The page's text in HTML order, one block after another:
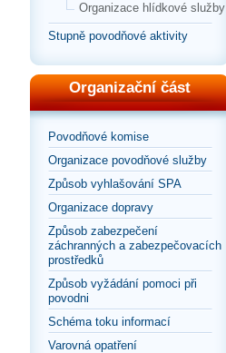
Organizace hlídkové služby
Stupně povodňové aktivity
Organizační část
Povodňové komise
Organizace povodňové služby
Způsob vyhlašování SPA
Organizace dopravy
Způsob zabezpečení
záchranných a zabezpečovacích
prostředků
Způsob vyžádání pomoci při
povodni
Schéma toku informací
Varovná opatření